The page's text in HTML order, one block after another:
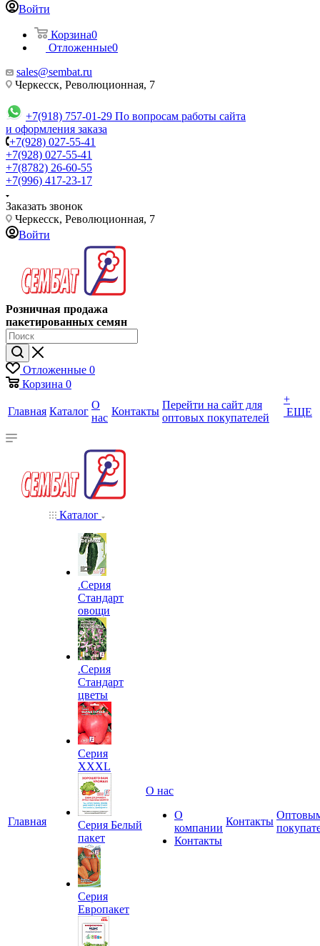
Войти
Корзина0
Отложенные0
sales@sembat.ru
Черкесск, Революционная, 7
+7(918) 757-01-29 По вопросам работы сайта
и оформления заказа
+7(928) 027-55-41
+7(928) 027-55-41
+7(8782) 26-60-55
+7(996) 417-23-17
Заказать звонок
Черкесск, Революционная, 7
Войти
Розничная продажа
пакетированных семян
Отложенные 0
Корзина 0
Главная Каталог
О
нас
Контакты
Перейти на сайт для
оптовых покупателей
+
ЕЩЕ
Главная
Каталог
.Серия
Стандарт
овощи
.Серия
Стандарт
цветы
Серия
XXXL
Серия Белый
пакет
Серия
Европакет
О нас
О
компании
Контакты
Контакты